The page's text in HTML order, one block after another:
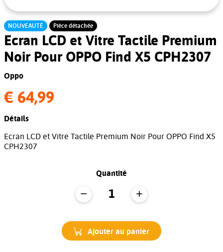
NOUVEAUTÉ Pièce détachée
Ecran LCD et Vitre Tactile Premium
Noir Pour OPPO Find X5 CPH2307
Oppo
€ 64,99
Détails
Ecran LCD et Vitre Tactile Premium Noir Pour OPPO Find X5
CPH2307
Quantité
Ajouter au panier